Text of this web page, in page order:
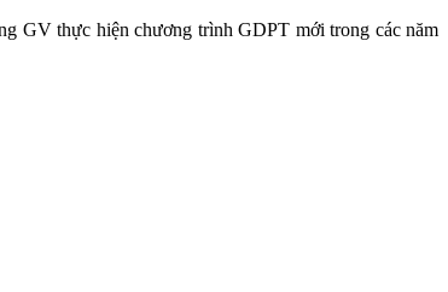
GV thực hiện chương trình GDPT mới trong các năm